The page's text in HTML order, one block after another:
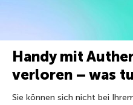
Handy mit
verloren – was
Sie können sich nicht bei